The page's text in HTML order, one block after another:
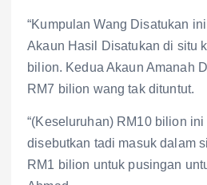
“Kumpulan Wang Disatukan
Akaun Hasil Disatukan di situ
bilion. Kedua Akaun Amanah
RM7 bilion wang tak dituntut.
“(Keseluruhan) RM10 bilion
disebutkan tadi masuk dalam
RM1 bilion untuk pusingan